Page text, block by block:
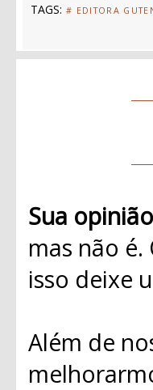
TAGS: # EDITORA
Sua
mas não
isso deixe
Além de